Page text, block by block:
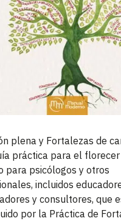
plena y Fortalezas de
práctica para el florecer
para psicólogos y otros
incluidos
y consultores, que
por la Práctica de